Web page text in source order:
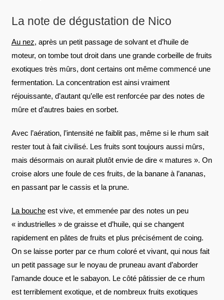
La note de dégustation de Nico
Au nez, après un petit passage de solvant et d’huile de
moteur, on tombe tout droit dans une grande corbeille de fruits
exotiques très mûrs, dont certains ont même commencé une
fermentation. La concentration est ainsi vraiment
réjouissante, d’autant qu’elle est renforcée par des notes de
mûre et d’autres baies en sorbet.
Avec l’aération, l’intensité ne faiblit pas, même si le rhum sait
rester tout à fait civilisé. Les fruits sont toujours aussi mûrs,
mais désormais on aurait plutôt envie de dire « matures ». On
croise alors une foule de ces fruits, de la banane à l’ananas,
en passant par le cassis et la prune.
La boucheest vive, et emmenée par des notes un peu
« industrielles » de graisse et d’huile, qui se changent
rapidement en pâtes de fruits et plus précisément de coing.
On se laisse porter par ce rhum coloré et vivant, qui nous fait
un petit passage sur le noyau de pruneau avant d’aborder
l’amande douce et le sabayon. Le côté pâtissier de ce rhum
est terriblement exotique, et de nombreux fruits exotiques